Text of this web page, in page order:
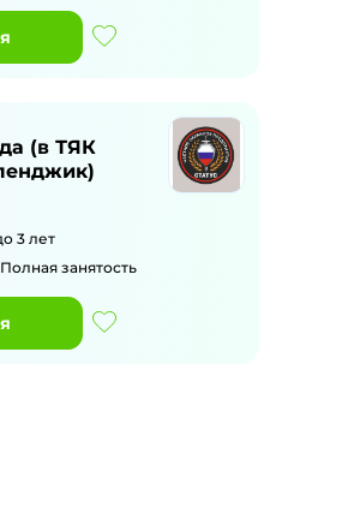
(в ТЯК
3 лет
Полная занятость